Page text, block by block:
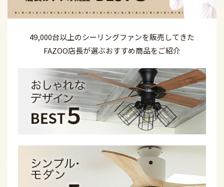
49,000台以上のシーリングファンを販売してきた
FAZOO店長が選ぶおすすめ商品をご紹介